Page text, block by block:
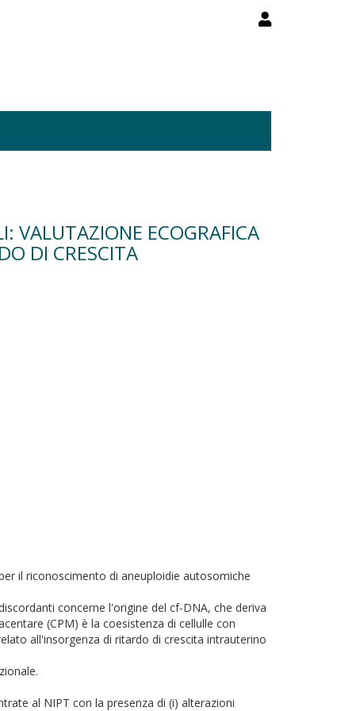
VALUTAZIONE ECOGRAFICA
DI CRESCITA
il riconoscimento di aneuploidie autosomiche
concerne l'origine del cf-DNA, che deriva
(CPM) è la coesistenza di cellulle con
all'insorgenza di ritardo di crescita intrauterino
al NIPT con la presenza di (i) alterazioni